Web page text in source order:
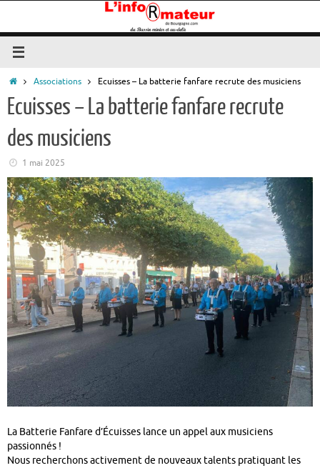
contenu
Accueil
Associations Ecuisses – La batterie fanfare recrute des musiciens
Ecuisses – La batterie fanfare recrute
des musiciens
1 mai 2025
La Batterie Fanfare d’Écuisses lance un appel aux musiciens
passionnés !
Nous recherchons activement de nouveaux talents pratiquant les